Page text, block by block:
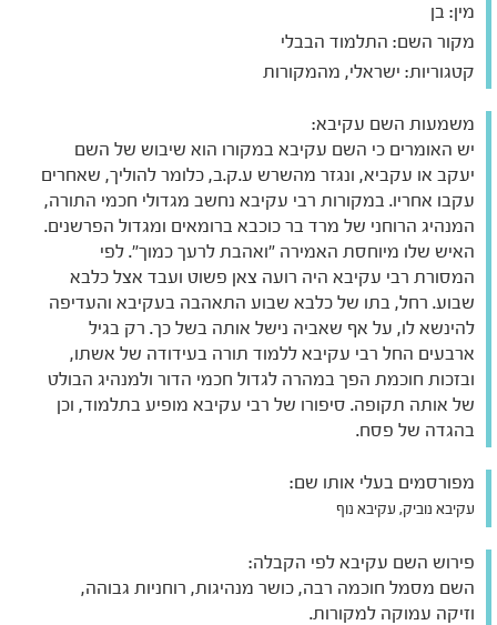
מין: בן
מקור השם: התלמוד הבבלי
קטגוריות: ישראלי, מהמקורות
משמעות השם עקיבא:
יש האומרים כי השם עקיבא במקורו הוא שיבוש של השם
יעקב או עקביא, ונגזר מהשרש ע.ק.ב, כלומר להוליך, שאחרים
עקבו אחריו. במקורות רבי עקיבא נחשב מגדולי חכמי התורה,
המנהיג הרוחני של מרד בר כוכבא ברומאים ומגדול הפרשנים.
האיש שלו מיוחסת האמירה "ואהבת לרעך כמוך". לפי
המסורת רבי עקיבא היה רועה צאן פשוט ועבד אצל כלבא
שבוע. רחל, בתו של כלבא שבוע התאהבה בעקיבא והעדיפה
להינשא לו, על אף שאביה נישל אותה בשל כך. רק בגיל
ארבעים החל רבי עקיבא ללמוד תורה בעידודה של אשתו,
ובזכות חוכמת הפך במהרה לגדול חכמי הדור ולמנהיג הבולט
של אותה תקופה. סיפורו של רבי עקיבא מופיע בתלמוד, וכן
בהגדה של פסח.
מפורסמים בעלי אותו שם:
עקיבא נוביק, עקיבא נוף
פירוש השם עקיבא לפי הקבלה:
השם מסמל חוכמה רבה, כושר מנהיגות, רוחניות גבוהה,
וזיקה עמוקה למקורות.